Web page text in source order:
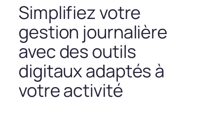
Simplifiez votre
gestion journalière
avec des outils
digitaux adaptés à
votre activité